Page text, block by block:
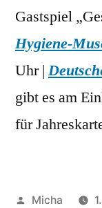
Gastspiel
Hygiene-
Uhr |
gibt es am
für
Veröffentlicht
Micha